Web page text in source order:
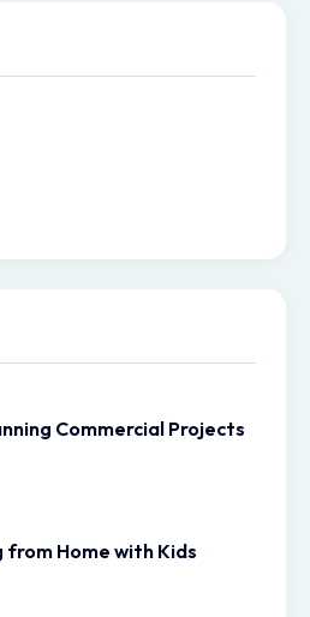
Commercial Projects
from Home with Kids